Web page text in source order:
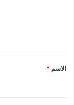
*
الاسم *